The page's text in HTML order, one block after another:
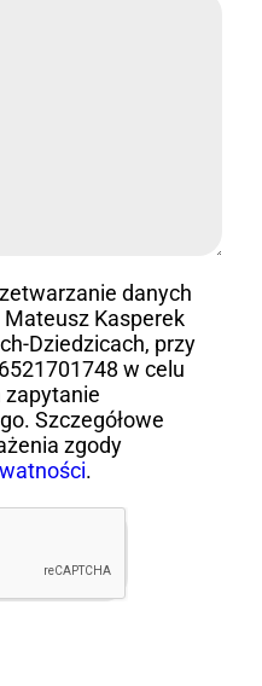
danych
Kasperek
Dziedzicach, przy
w celu
zapytanie
Szczegółowe
zgody
.